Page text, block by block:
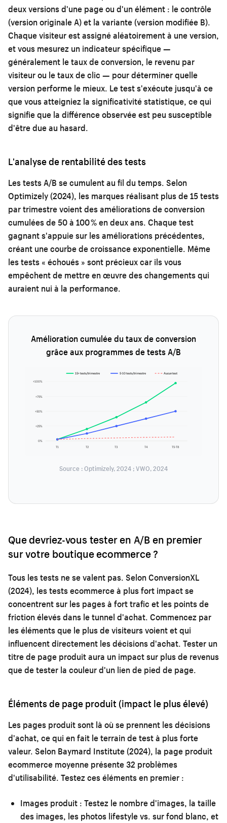
deux versions d'une page ou d'un élément : le contrôle
(version originale A) et la variante (version modifiée B).
Chaque visiteur est assigné aléatoirement à une version,
et vous mesurez un indicateur spécifique —
généralement le taux de conversion, le revenu par
visiteur ou le taux de clic — pour déterminer quelle
version performe le mieux. Le test s'exécute jusqu'à ce
que vous atteigniez la significativité statistique, ce qui
signifie que la différence observée est peu susceptible
d'être due au hasard.
L'analyse de rentabilité des tests
Les tests A/B se cumulent au fil du temps. Selon
Optimizely (2024), les marques réalisant plus de 15 tests
par trimestre voient des améliorations de conversion
cumulées de 50 à 100 % en deux ans. Chaque test
gagnant s'appuie sur les améliorations précédentes,
créant une courbe de croissance exponentielle. Même
les tests « échoués » sont précieux car ils vous
empêchent de mettre en œuvre des changements qui
auraient nui à la performance.
Amélioration cumulée du taux de conversion
grâce aux programmes de tests A/B
0%
+25%
+50%
+75%
+100%
T1 T2 T3 T4 T5-T8
15+ tests/trimestre 5-10 tests/trimestre Aucun test
Source : Optimizely, 2024 ; VWO, 2024
Que devriez-vous tester en A/B en premier
sur votre boutique ecommerce ?
Tous les tests ne se valent pas. Selon ConversionXL
(2024), les tests ecommerce à plus fort impact se
concentrent sur les pages à fort trafic et les points de
friction élevés dans le tunnel d'achat. Commencez par
les éléments que le plus de visiteurs voient et qui
influencent directement les décisions d'achat. Tester un
titre de page produit aura un impact sur plus de revenus
que de tester la couleur d'un lien de pied de page.
Éléments de page produit (impact le plus élevé)
Les pages produit sont là où se prennent les décisions
d'achat, ce qui en fait le terrain de test à plus forte
valeur. Selon Baymard Institute (2024), la page produit
ecommerce moyenne présente 32 problèmes
d'utilisabilité. Testez ces éléments en premier :
Images produit : Testez le nombre d'images, la taille
des images, les photos lifestyle vs. sur fond blanc, et